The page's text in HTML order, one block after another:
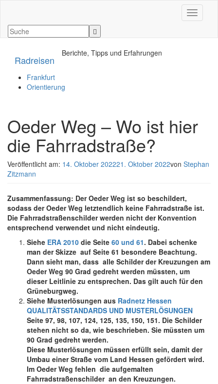
Radreisen
Berichte, Tipps und Erfahrungen
Frankfurt
Orientierung
Oeder Weg – Wo ist hier
die Fahrradstraße?
Veröffentlicht am: 14. Oktober 202221. Oktober 2022von Stephan
Zitzmann
Zusammenfassung: Der Oeder Weg ist so beschildert,
sodass der Oeder Weg letztendlich keine Fahrradstraße ist.
Die Fahrradstraßenschilder werden nicht der Konvention
entsprechend verwendet und nicht eindeutig.
Siehe ERA 2010 die Seite 60 und 61. Dabei schenke
man der Skizze auf Seite 61 besondere Beachtung.
Dann sieht man, dass alle Schilder der Kreuzungen am
Oeder Weg 90 Grad gedreht werden müssten, um
dieser Leitlinie zu entsprechen. Das gilt auch für den
Grüneburgweg.
Siehe Musterlösungen aus Radnetz Hessen
QUALITÄTSSTANDARDS UND MUSTERLÖSUNGEN
Seite 97, 98, 107, 124, 125, 135, 150, 151. Die Schilder
stehen nicht so da, wie beschrieben. Sie müssten um
90 Grad gedreht werden.
Diese Musterlösungen müssen erfüllt sein, damit der
Umbau einer Straße vom Land Hessen gefördert wird.
Im Oeder Weg fehlen die aufgemalten
Fahrradstraßenschilder an den Kreuzungen.